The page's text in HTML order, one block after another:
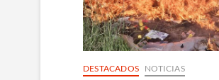
DESTACADOS NOTICIAS